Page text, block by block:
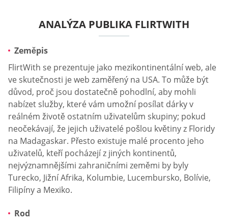
ANALÝZA PUBLIKA FLIRTWITH
Zeměpis
FlirtWith se prezentuje jako mezikontinentální web, ale
ve skutečnosti je web zaměřený na USA. To může být
důvod, proč jsou dostatečně pohodlní, aby mohli
nabízet služby, které vám umožní posílat dárky v
reálném životě ostatním uživatelům skupiny; pokud
neočekávají, že jejich uživatelé pošlou květiny z Floridy
na Madagaskar. Přesto existuje malé procento jeho
uživatelů, kteří pocházejí z jiných kontinentů,
nejvýznamnějšími zahraničními zeměmi by byly
Turecko, Jižní Afrika, Kolumbie, Lucembursko, Bolívie,
Filipíny a Mexiko.
Rod